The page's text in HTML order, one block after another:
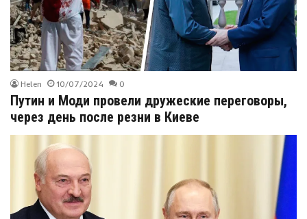
Helen 10/07/2024 0
Путин и Моди провели дружеские переговоры,
через день после резни в Киеве